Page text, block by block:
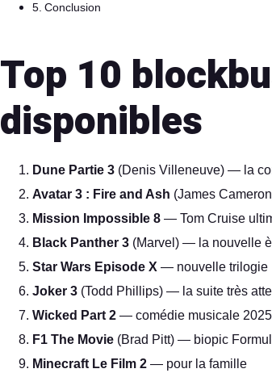
Conclusion
Top 10
disponibles
Dune Partie 3 (Denis Villeneuve) — la
Avatar 3 : Fire and Ash (James
Mission Impossible 8 — Tom Cruise
Black Panther 3 (Marvel) — la nouvelle
Star Wars Episode X — nouvelle trilogie
Joker 3 (Todd Phillips) — la suite très
Wicked Part 2 — comédie musicale 2025
F1 The Movie (Brad Pitt) — biopic
Minecraft Le Film 2 — pour la famille